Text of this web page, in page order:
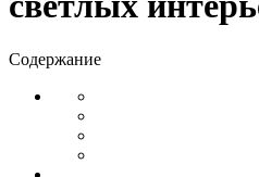
Содержание